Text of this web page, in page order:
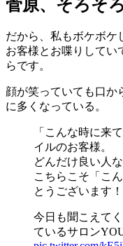
菅原、そろそ
だから、私もボケボケ
お客様とお喋りしてい
らです。
顔が笑っていても口か
に多くなっている。
「こんな時に来
イルのお客様。
どんだけ良い人
こちらこそ「こ
とうございます！
今日も聞こえて
ているサロン